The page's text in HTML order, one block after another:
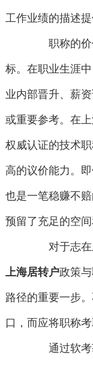
工作业绩的描述提
职称的价
标。在职业生涯
业内部晋升、薪
或重要参考。在
权威认证的技术
高的议价能力。
也是一笔稳赚不
预留了充足的空间
对于志在
上海居转户政策
路径的重要一步
口，而应将职称
通过软考